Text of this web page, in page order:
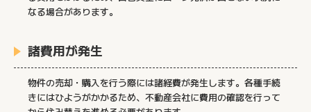
なる場合があります。
諸費用が発生
物件の売却・購入を行う際には諸経費が発生します。各種手続
きにはひようがかかるため、不動産会社に費用の確認を行って